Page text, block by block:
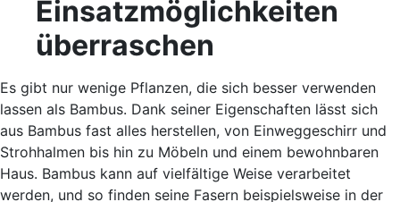
Einsatzmöglichkeiten
überraschen
Es gibt nur wenige Pflanzen, die sich besser verwenden
lassen als Bambus. Dank seiner Eigenschaften lässt sich
aus Bambus fast alles herstellen, von Einweggeschirr und
Strohhalmen bis hin zu Möbeln und einem bewohnbaren
Haus. Bambus kann auf vielfältige Weise verarbeitet
werden, und so finden seine Fasern beispielsweise in der